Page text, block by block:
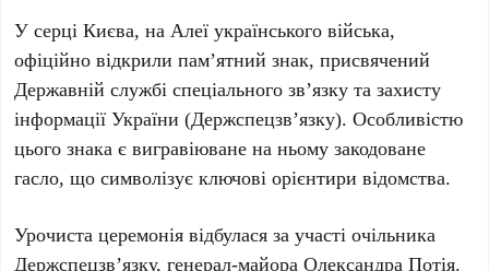
У серці Києва, наАлеї українського війська,
офіційно відкрили пам’ятний знак, присвячений
Державній службі спеціального зв’язку та захисту
інформації України (Держспецзв’язку). Особливістю
цього знака є вигравіюване на ньому закодоване
гасло, що символізує ключові орієнтири відомства.
Урочиста церемонія відбулася за участі очільника
Держспецзв’язку,генерал-майора Олександра Потія.